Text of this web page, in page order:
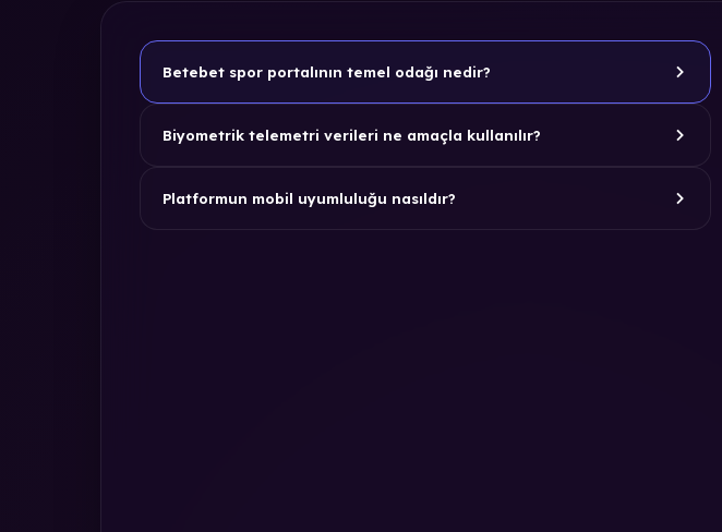
Betebet spor portalının temel odağı nedir?
Biyometrik telemetri verileri ne amaçla kullanılır?
Platformun mobil uyumluluğu nasıldır?